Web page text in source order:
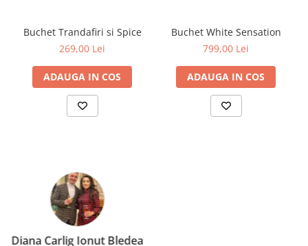
Buchet Trandafiri si Spice
269,00 Lei
ADAUGA IN COS
Buchet White Sensation
799,00 Lei
ADAUGA IN COS
Diana Illés